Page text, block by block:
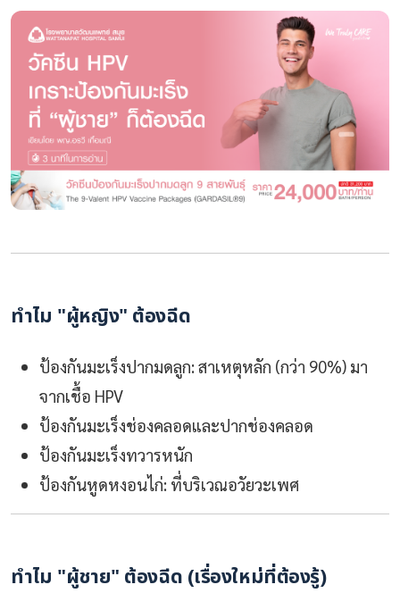
ทำไม "ผู้หญิง" ต้องฉีด
ป้องกันมะเร็งปากมดลูก: สาเหตุหลัก (กว่า 90%) มา
จากเชื้อ HPV
ป้องกันมะเร็งช่องคลอดและปากช่องคลอด
ป้องกันมะเร็งทวารหนัก
ป้องกันหูดหงอนไก่: ที่บริเวณอวัยวะเพศ
ทำไม "ผู้ชาย" ต้องฉีด (เรื่องใหม่ที่ต้องรู้)